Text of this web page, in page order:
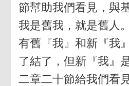
節幫助我們看見，與
我是舊我，就是舊人
有舊『我』和新『我
了結了，但新『我』
二章二十節給我們看